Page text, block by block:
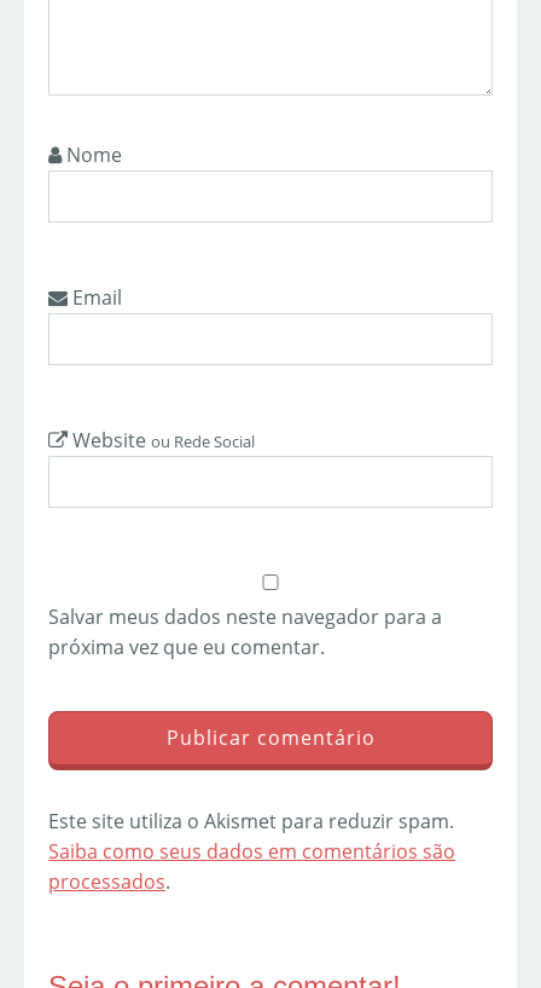
Nome
Email
Website ou Rede Social
Salvar meus dados neste navegador para a
próxima vez que eu comentar.
Este site utiliza o Akismet para reduzir spam.
Saiba como seus dados em comentários são
processados.